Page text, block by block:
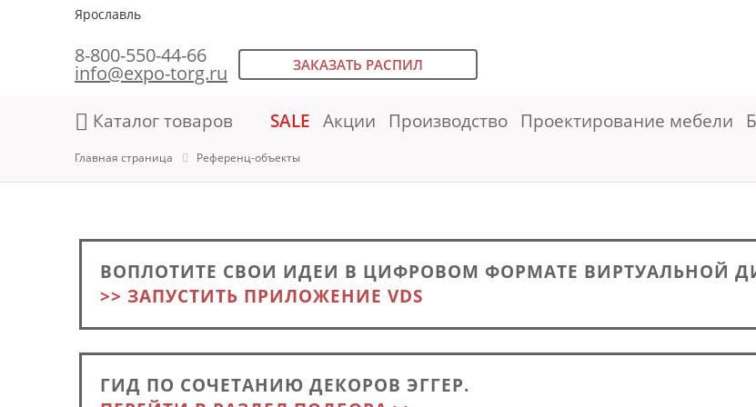
Ярославль
8-800-550-44-66
info@expo-torg.ru ЗАКАЗАТЬ РАСПИЛ
Каталог товаров SALE Акции Производство Проектирование мебели
Главная страница Референц-объекты
ВОПЛОТИТЕ СВОИ ИДЕИ В ЦИФРОВОМ ФОРМАТЕ ВИРТУАЛЬНОЙ
>> ЗАПУСТИТЬ ПРИЛОЖЕНИЕ VDS
ГИД ПО СОЧЕТАНИЮ ДЕКОРОВ ЭГГЕР.